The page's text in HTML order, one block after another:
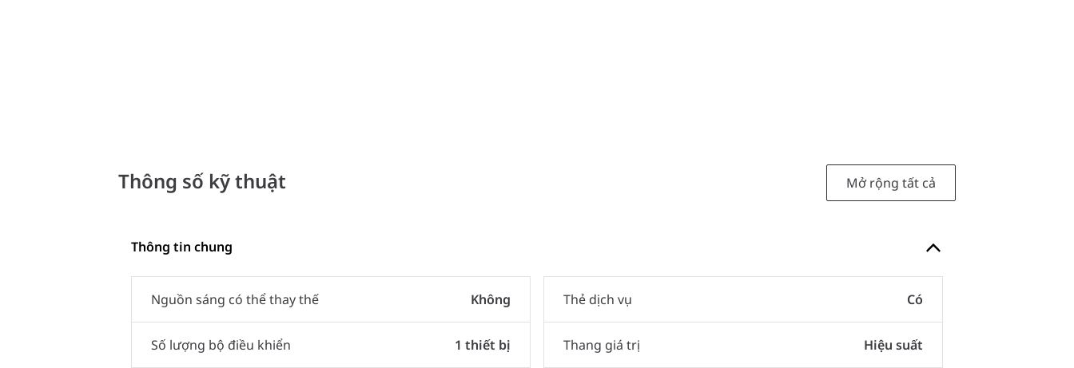
Thông số kỹ thuật Mở rộng tất cả
Thông tin chung
Nguồn sáng có thể thay thế Không
Số lượng bộ điều khiển 1 thiết bị
Thẻ dịch vụ Có
Thang giá trị Hiệu suất